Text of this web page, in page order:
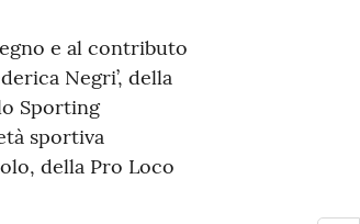
e al contributo
Negri’, della
Sporting
sportiva
della Pro Loco